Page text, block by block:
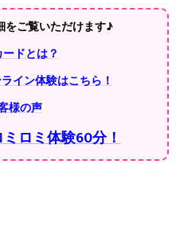
をご覧いただけます♪
ドとは？
イン体験はこちら！
様の声
ロミ体験60分！